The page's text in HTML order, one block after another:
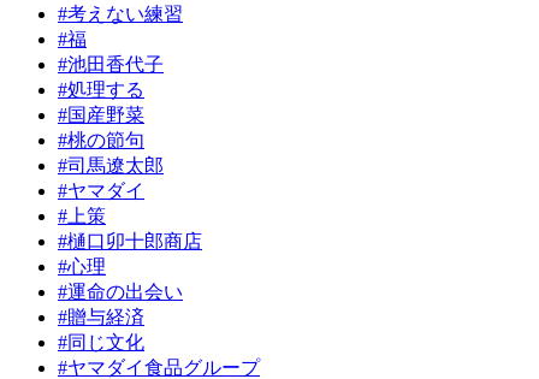
#考えない練習
#福
#池田香代子
#処理する
#国産野菜
#桃の節句
#司馬遼太郎
#ヤマダイ
#上策
#樋口卯十郎商店
#心理
#運命の出会い
#贈与経済
#同じ文化
#ヤマダイ食品グループ